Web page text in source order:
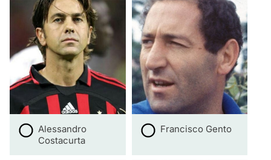
Alessandro
Costacurta
Francisco Gento